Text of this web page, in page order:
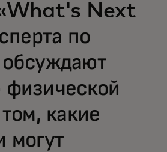
«What's Next
по
какие
могут